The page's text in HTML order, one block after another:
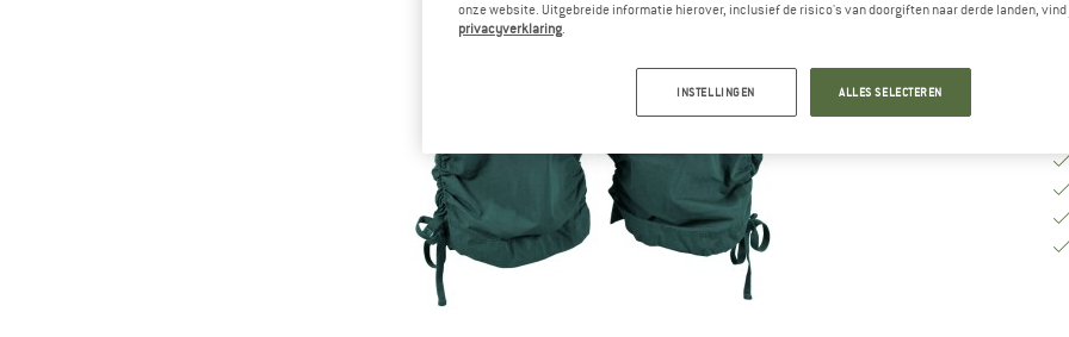
onze website. Uitgebreide informatie hierover, inclusief de risico's van doorgiften naar derde landen, vind
privacyverklaring.
INSTELLINGEN ALLES SELECTEREN